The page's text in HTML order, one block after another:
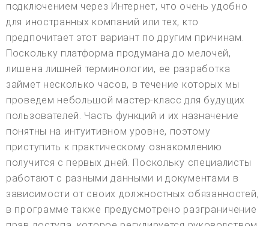
подключением через Интернет, что очень удобно
для иностранных компаний или тех, кто
предпочитает этот вариант по другим причинам.
Поскольку платформа продумана до мелочей,
лишена лишней терминологии, ее разработка
займет несколько часов, в течение которых мы
проведем небольшой мастер-класс для будущих
пользователей. Часть функций и их назначение
понятны на интуитивном уровне, поэтому
приступить к практическому ознакомлению
получится с первых дней. Поскольку специалисты
работают с разными данными и документами в
зависимости от своих должностных обязанностей,
в программе также предусмотрено разграничение